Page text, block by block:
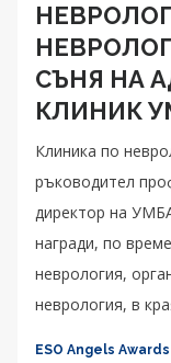
СЪНЯ НА
КЛИНИК
Клиника по
ръководител
директор на
награди, по
неврология,
неврология, в
ESO Angels